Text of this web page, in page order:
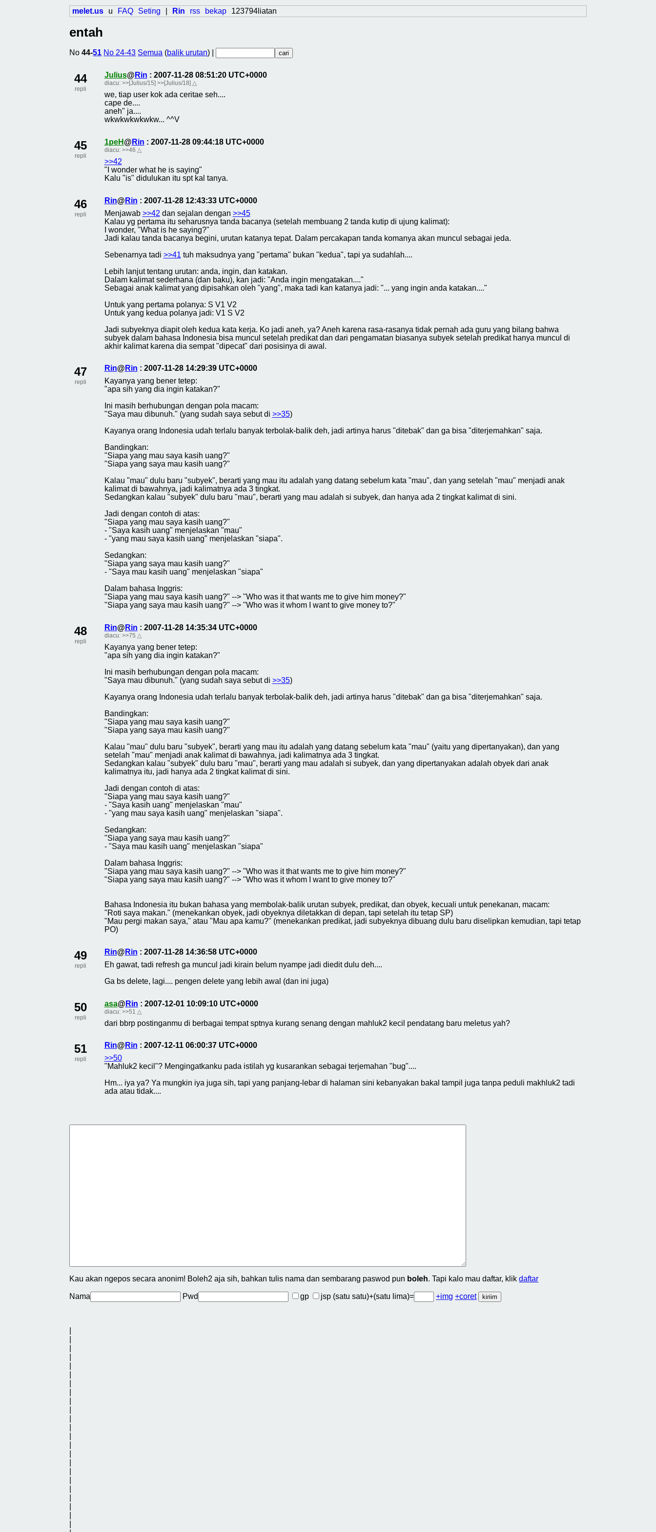
melet.us u FAQ Seting Rin rss bekap 123794liatan
entah
No44-51 No 24-43 Semua (balik urutan) |
44
repli
Julius@ Rin : 2007-11-28 08:51:20 UTC+0000
diacu: >>[Julius/15] >>[Julius/18] △
we, tiap user kok ada ceritae seh....
cape de....
aneh" ja....
wkwkwkwkwkw... ^^V
45
repli
1peH @ Rin : 2007-11-28 09:44:18 UTC+0000
diacu: >>46 △
>>42
"I wonder what he is saying"
Kalu "is" didulukan itu spt kal tanya.
46
repli
Rin@ Rin : 2007-11-28 12:43:33 UTC+0000
Menjawab >>42 dan sejalan dengan >>45
Kalau yg pertama itu seharusnya tanda bacanya (setelah membuang 2 tanda kutip di ujung kalimat):
I wonder, "What is he saying?"
Jadi kalau tanda bacanya begini, urutan katanya tepat. Dalam percakapan tanda komanya akan muncul sebagai jeda.
Sebenarnya tadi >>41 tuh maksudnya yang "pertama" bukan "kedua", tapi ya sudahlah....
Lebih lanjut tentang urutan: anda, ingin, dan katakan.
Dalam kalimat sederhana (dan baku), kan jadi: "Anda ingin mengatakan...."
Sebagai anak kalimat yang dipisahkan oleh "yang", maka tadi kan katanya jadi: "... yang ingin anda katakan...."
Untuk yang pertama polanya: S V1 V2
Untuk yang kedua polanya jadi: V1 S V2
Jadi subyeknya diapit oleh kedua kata kerja. Ko jadi aneh, ya? Aneh karena rasa-rasanya tidak pernah ada guru yang bilang bahwa
subyek dalam bahasa Indonesia bisa muncul setelah predikat dan dari pengamatan biasanya subyek setelah predikat hanya muncul di
akhir kalimat karena dia sempat "dipecat" dari posisinya di awal.
47
repli
Rin@ Rin : 2007-11-28 14:29:39 UTC+0000
Kayanya yang bener tetep:
"apa sih yang dia ingin katakan?"
Ini masih berhubungan dengan pola macam:
"Saya mau dibunuh." (yang sudah saya sebut di >>35)
Kayanya orang Indonesia udah terlalu banyak terbolak-balik deh, jadi artinya harus "ditebak" dan ga bisa "diterjemahkan" saja.
Bandingkan:
"Siapa yang mau saya kasih uang?"
"Siapa yang saya mau kasih uang?"
Kalau "mau" dulu baru "subyek", berarti yang mau itu adalah yang datang sebelum kata "mau", dan yang setelah "mau" menjadi anak
kalimat di bawahnya, jadi kalimatnya ada 3 tingkat.
Sedangkan kalau "subyek" dulu baru "mau", berarti yang mau adalah si subyek, dan hanya ada 2 tingkat kalimat di sini.
Jadi dengan contoh di atas:
"Siapa yang mau saya kasih uang?"
- "Saya kasih uang" menjelaskan "mau"
- "yang mau saya kasih uang" menjelaskan "siapa".
Sedangkan:
"Siapa yang saya mau kasih uang?"
- "Saya mau kasih uang" menjelaskan "siapa"
Dalam bahasa Inggris:
"Siapa yang mau saya kasih uang?" --> "Who was it that wants me to give him money?"
"Siapa yang saya mau kasih uang?" --> "Who was it whom I want to give money to?"
48
repli
Rin@ Rin : 2007-11-28 14:35:34 UTC+0000
diacu: >>75 △
Kayanya yang bener tetep:
"apa sih yang dia ingin katakan?"
Ini masih berhubungan dengan pola macam:
"Saya mau dibunuh." (yang sudah saya sebut di >>35)
Kayanya orang Indonesia udah terlalu banyak terbolak-balik deh, jadi artinya harus "ditebak" dan ga bisa "diterjemahkan" saja.
Bandingkan:
"Siapa yang mau saya kasih uang?"
"Siapa yang saya mau kasih uang?"
Kalau "mau" dulu baru "subyek", berarti yang mau itu adalah yang datang sebelum kata "mau" (yaitu yang dipertanyakan), dan yang
setelah "mau" menjadi anak kalimat di bawahnya, jadi kalimatnya ada 3 tingkat.
Sedangkan kalau "subyek" dulu baru "mau", berarti yang mau adalah si subyek, dan yang dipertanyakan adalah obyek dari anak
kalimatnya itu, jadi hanya ada 2 tingkat kalimat di sini.
Jadi dengan contoh di atas:
"Siapa yang mau saya kasih uang?"
- "Saya kasih uang" menjelaskan "mau"
- "yang mau saya kasih uang" menjelaskan "siapa".
Sedangkan:
"Siapa yang saya mau kasih uang?"
- "Saya mau kasih uang" menjelaskan "siapa"
Dalam bahasa Inggris:
"Siapa yang mau saya kasih uang?" --> "Who was it that wants me to give him money?"
"Siapa yang saya mau kasih uang?" --> "Who was it whom I want to give money to?"
Bahasa Indonesia itu bukan bahasa yang membolak-balik urutan subyek, predikat, dan obyek, kecuali untuk penekanan, macam:
"Roti saya makan." (menekankan obyek, jadi obyeknya diletakkan di depan, tapi setelah itu tetap SP)
"Mau pergi makan saya," atau "Mau apa kamu?" (menekankan predikat, jadi subyeknya dibuang dulu baru diselipkan kemudian, tapi tetap
PO)
49
repli
Rin@ Rin : 2007-11-28 14:36:58 UTC+0000
Eh gawat, tadi refresh ga muncul jadi kirain belum nyampe jadi diedit dulu deh....
Ga bs delete, lagi.... pengen delete yang lebih awal (dan ini juga)
50
repli
asa@ Rin : 2007-12-01 10:09:10 UTC+0000
diacu: >>51 △
dari bbrp postinganmu di berbagai tempat sptnya kurang senang dengan mahluk2 kecil pendatang baru meletus yah?
51
repli
Rin@ Rin : 2007-12-11 06:00:37 UTC+0000
>>50
"Mahluk2 kecil"? Mengingatkanku pada istilah yg kusarankan sebagai terjemahan "bug"....
Hm... iya ya? Ya mungkin iya juga sih, tapi yang panjang-lebar di halaman sini kebanyakan bakal tampil juga tanpa peduli makhluk2 tadi
ada atau tidak....
Kau akan ngepos secara anonim! Boleh2 aja sih, bahkan tulis nama dan sembarang paswod pun boleh. Tapi kalo mau daftar, klikdaftar
Nama Pwd gp jsp (satu satu)+(satu lima)= +img +coret